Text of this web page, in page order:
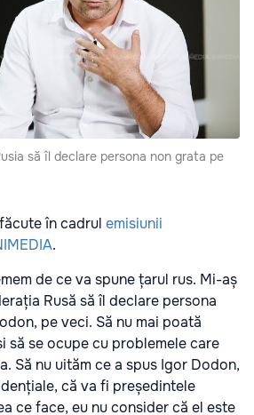
să îl declare persona non grata pe
în cadrul emisiunii
.
de ce va spune țarul rus. Mi-aș
Rusă să îl declare persona
pe veci. Să nu mai poată
să se ocupe cu problemele care
Să nu uităm ce a spus Igor Dodon,
că va fi președintele
ce face, eu nu consider că el este